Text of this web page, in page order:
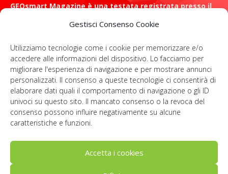
Gestisci Consenso Cookie
Utilizziamo tecnologie come i cookie per memorizzare e/o
accedere alle informazioni del dispositivo. Lo facciamo per
migliorare l'esperienza di navigazione e per mostrare annunci
personalizzati. Il consenso a queste tecnologie ci consentirà di
elaborare dati quali il comportamento di navigazione o gli ID
univoci su questo sito. Il mancato consenso o la revoca del
consenso possono influire negativamente su alcune
caratteristiche e funzioni.
Accetta i cookies
GEOsmart Magazine è una testata registrata presso il
ROMA: Via Casilina 98, 00182
Contattaci:info@geosmartmagazine.it
SOCIAL